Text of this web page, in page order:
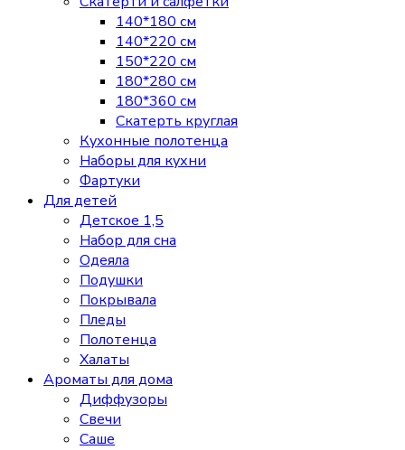
140*180 см
140*220 см
150*220 см
180*280 см
180*360 см
Скатерть круглая
Кухонные полотенца
Наборы для кухни
Фартуки
Для детей
Детское 1,5
Набор для сна
Одеяла
Подушки
Покрывала
Пледы
Полотенца
Халаты
Ароматы для дома
Диффузоры
Свечи
Cаше